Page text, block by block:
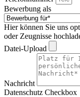
Bewerbung als
Hier können Sie uns
oder Zeugnisse
Datei-Upload
Nachricht
Datenschutz Checkbox